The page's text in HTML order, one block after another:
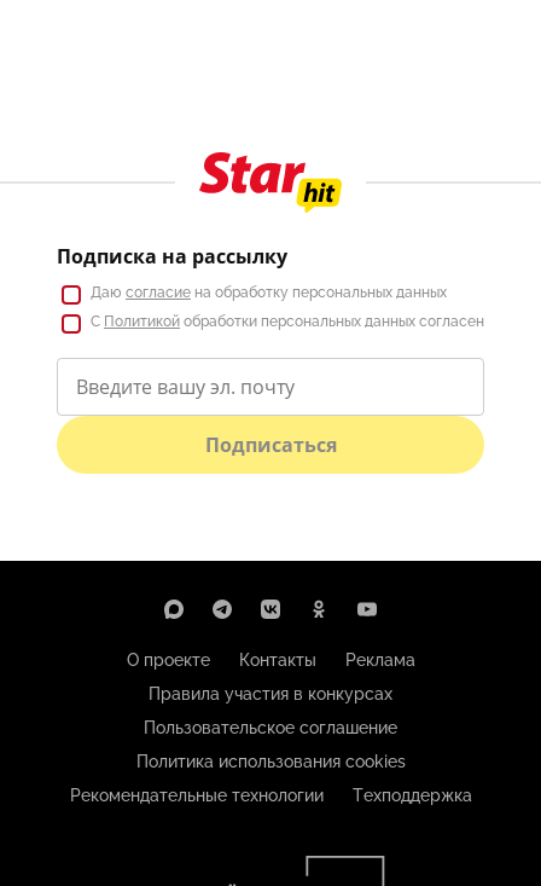
Подписка на рассылку
Даю согласие на обработку персональных данных
С Политикой обработки персональных данных согласен
Подписаться
О проекте Контакты
Реклама
Правила участия в конкурсах
Пользовательское соглашение
Политика использования cookies
Рекомендательные технологии
Техподдержка